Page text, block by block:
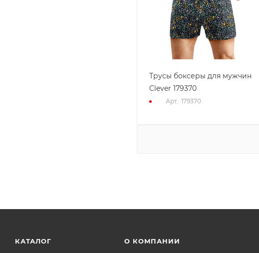
Трусы боксеры для мужчин
Clever 179370
Арт.: 179370
КАТАЛОГ О КОМПАНИИ